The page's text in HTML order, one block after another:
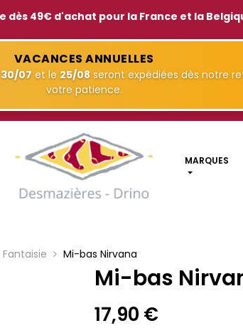
dès 49€ d'achat pour la France et la
VACANCES ANNUELLES
30/07 et le 25/08 seront expédiées dès notre
votre patience.
MARQUES
Mi-bas Nirvana
Mi-bas
17,90 €